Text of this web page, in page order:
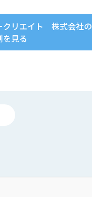
クリエイト 株式会社の
見る